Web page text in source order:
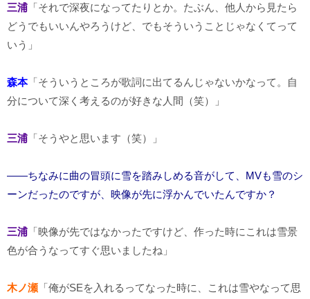
三浦 「それで深夜になってたりとか。たぶん、他人から見たら
どうでもいいんやろうけど、でもそういうことじゃなくてって
いう」
森本「そういうところが歌詞に出てるんじゃないかなって。自
分について深く考えるのが好きな人間（笑）」
三浦 「そうやと思います（笑）」
――ちなみに曲の冒頭に雪を踏みしめる音がして、MVも雪のシ
ーンだったのですが、映像が先に浮かんでいたんですか？
三浦 「映像が先ではなかったですけど、作った時にこれは雪景
色が合うなってすぐ思いましたね」
木ノ瀬 「俺がSEを入れるってなった時に、これは雪やなって思